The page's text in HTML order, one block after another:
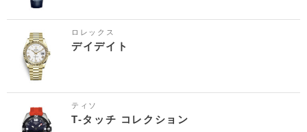
ロレックス
デイデイト
ティソ
T-タッチ コレクション